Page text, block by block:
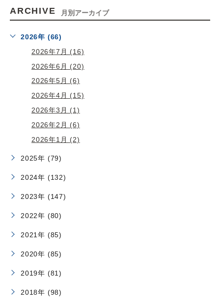
ARCHIVE 月別アーカイブ
2026年 (66)
2026年7月 (16)
2026年6月 (20)
2026年5月 (6)
2026年4月 (15)
2026年3月 (1)
2026年2月 (6)
2026年1月 (2)
2025年 (79)
2024年 (132)
2023年 (147)
2022年 (80)
2021年 (85)
2020年 (85)
2019年 (81)
2018年 (98)